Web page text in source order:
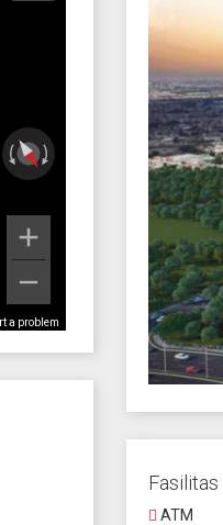
Fasilitas
ATM
a problem